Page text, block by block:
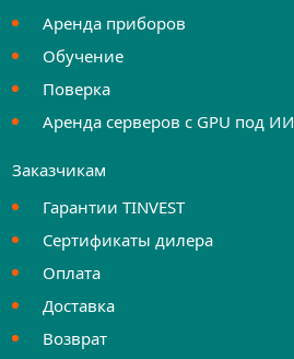
Аренда приборов
Обучение
Поверка
Аренда серверов с GPU под ИИ
Заказчикам
Гарантии TINVEST
Сертификаты дилера
Оплата
Доставка
Возврат